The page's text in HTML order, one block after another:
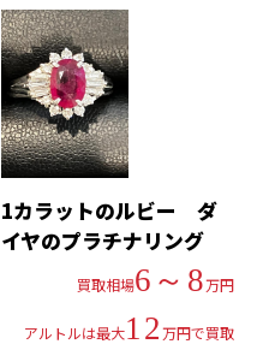
1カラットのルビー ダ
イヤのプラチナリング
買取相場6～8万円
アルトルは最大12万円で買取